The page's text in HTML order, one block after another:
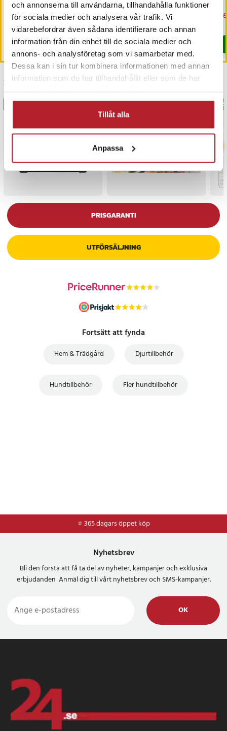
och annonserna till användarna, tillhandahålla funktioner
för sociala medier och analysera vår trafik. Vi
vidarebefordrar även sådana identifierare och annan
information från din enhet till de sociala medier och
annons- och analysföretag som vi samarbetar med.
Dessa kan i sin tur kombinera informationen med annan
information som du har tillhandahållit eller som de har
Tillåt alla
Anpassa
Pris :99 kr
99 kr
I lager, levereras inom 1-2 vardagar
Köp
hållare
Pris: 169 kr
169 kr
Kommer i lager 2026-09-19
Köp
Senast besökta
BÄSTSÄLJARE
PRISGARANTI
UTFÖRSÄLJNING
Fortsätt att fynda
Hem & Trädgård Djurtillbehör
Hundtillbehör Fler hundtillbehör
⭐ 365 dagars öppet köp
⭐Frakt 49kr *
Nyhetsbrev
Bli den första att få ta del av nyheter, kampanjer och exklusiva
erbjudanden Anmäl dig till vårt nyhetsbrev och SMS-kampanjer.
OK